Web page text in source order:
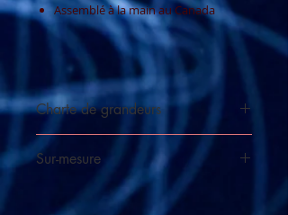
Assemblé à la main au Canada
Charte de grandeurs
Voir la charte
Sur-mesure
Commander l'habit sur-mesure